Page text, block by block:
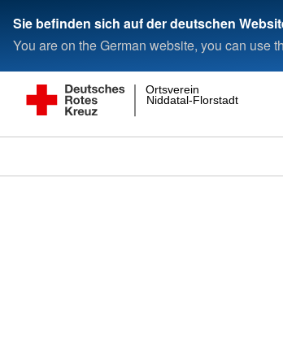
Sie befinden sich auf der deutschen
You are on the German website, you can use
Niddatal-Florstadt
Ortsverein